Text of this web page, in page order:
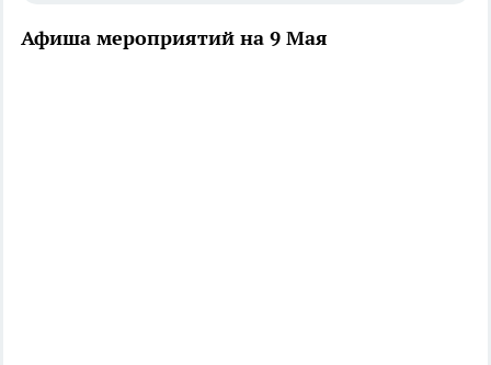
Афиша мероприятий на 9 Мая